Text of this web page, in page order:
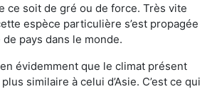
ce soit de gré ou de force. Très vite
espèce particulière s’est propagée
pays dans le monde.
évidemment que le climat présent
similaire à celui d’Asie. C’est ce qui